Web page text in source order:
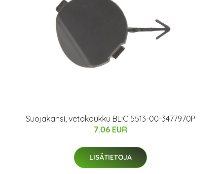
Suojakansi, vetokoukku BLIC 5513-00-3477970P
7.06 EUR
LISÄTIETOJA